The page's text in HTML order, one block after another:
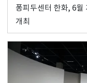
퐁피두센터 한화, 6
개최